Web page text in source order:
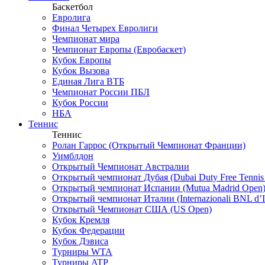
Баскетбол
Евролига
Финал Четырех Евролиги
Чемпионат мира
Чемпионат Европы (Евробаскет)
Кубок Европы
Кубок Вызова
Единая Лига ВТБ
Чемпионат России ПБЛ
Кубок России
НБА
Теннис
Теннис
Ролан Гаррос (Открытый Чемпионат Франции)
Уимблдон
Открытый Чемпионат Австралии
Открытый чемпионат Дубая (Dubai Duty Free Tennis
Открытый чемпионат Испании (Mutua Madrid Open)
Открытый чемпионат Италии (Internazionali BNL
Открытый Чемпионат США (US Open)
Кубок Кремля
Кубок Федерации
Кубок Дэвиса
Турниры WTA
Турниры ATP